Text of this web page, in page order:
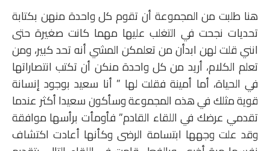
هنا طلبت من المجموعة أن تقوم كل واحدة منهن بكتابة
تحديات نجحت في التغلب عليها مهما كانت صغيرة حتى
انني قلت لهن ابدأن من تعلمكن المشي أنه تحد كبير، ومن
تعلم الكلام، أريد من كل واحدة منكن أن تكتب انتصاراتها
في الحياة، أما أمينة فقلت لها ” أنا سعيد بوجود إنسانة
قوية مثلك في هذه المجموعة وسأكون سعيدا أكثر عندما
تقدمي عرضك في اللقاء القادم” فأومأت برأسها موافقة
وقد علت وجهها ابتسامة الرضى وكأنها أعادت اكتشاف